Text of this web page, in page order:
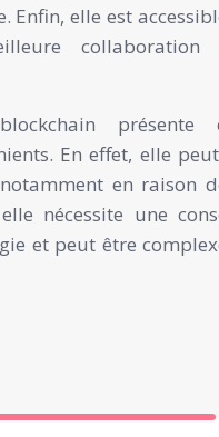
Enfin, elle est
collaboration
présente
En effet, elle
en raison
nécessite une
et peut être